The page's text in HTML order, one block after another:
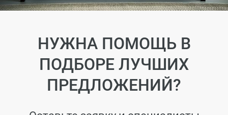
НУЖНА ПОМОЩЬ В
ПОДБОРЕ ЛУЧШИХ
ПРЕДЛОЖЕНИЙ?